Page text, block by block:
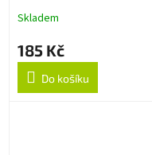
Skladem
185 Kč
Do košíku